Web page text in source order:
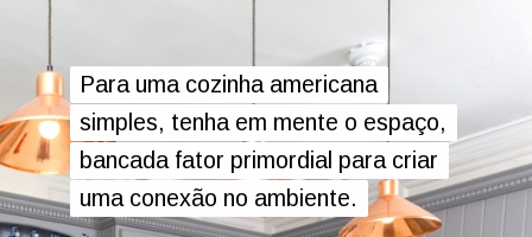
Para uma cozinha americana
simples, tenha em mente o espaço,
bancada fator primordial para criar
uma conexão no ambiente.
Para uma cozinha americana
simples, tenha em mente o espaço,
bancada fator primordial para criar
uma conexão no ambiente.